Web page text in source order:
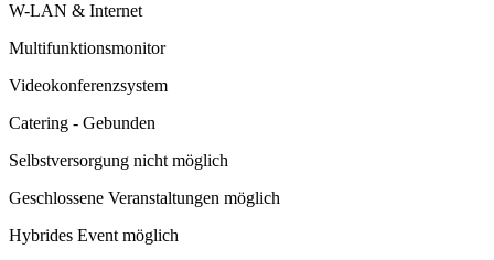
W-LAN & Internet
Multifunktionsmonitor
Videokonferenzsystem
Catering - Gebunden
Selbstversorgung nicht möglich
Geschlossene Veranstaltungen möglich
Hybrides Event möglich